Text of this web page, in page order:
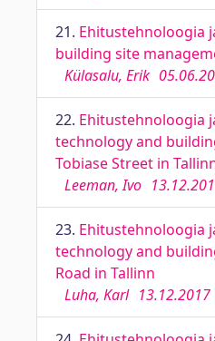
21. Ehitustehnoloogia
building site
Külasalu, Erik
22. Ehitustehnoloogia
technology and
Tobiase Street in
Leeman, Ivo
23. Ehitustehnoloogia
technology and
Road in Tallinn
Luha, Karl 13.12.2017